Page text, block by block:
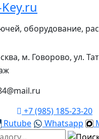
оборудование,
м. Говорово, ул.
+7 (985) 185-23-20
Rutube Whatsapp